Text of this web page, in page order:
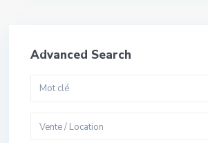
Advanced Search
Vente / Location